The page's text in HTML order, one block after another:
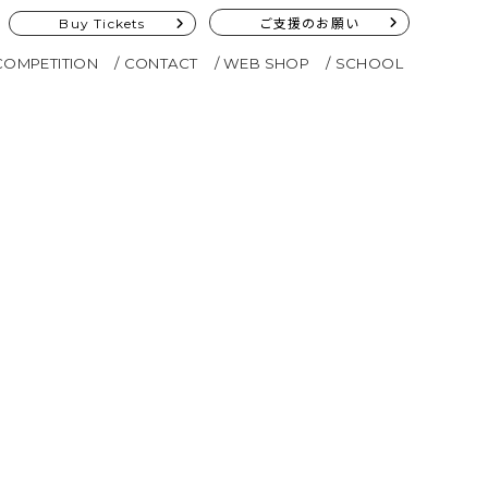
Buy Tickets ご支援のお願い
CONTACT WEB SHOP SCHOOL